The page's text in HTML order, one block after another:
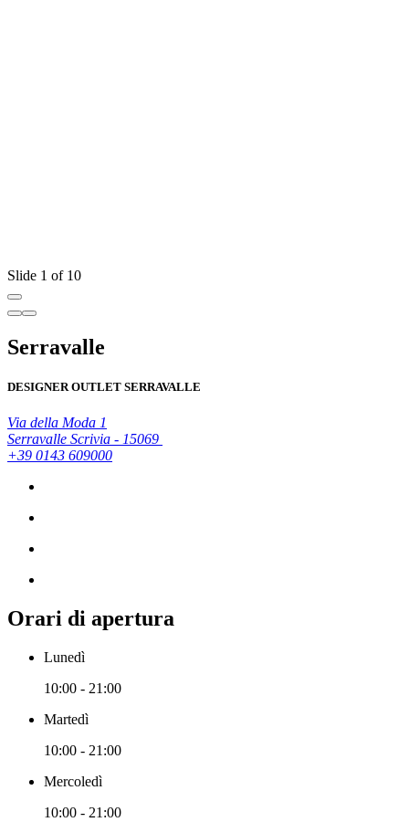
Slide 1 of 10
Serravalle
DESIGNER OUTLET SERRAVALLE
Via della Moda 1
Serravalle Scrivia - 15069
+39 0143 609000
Orari di apertura
Lunedì
10:00 - 21:00
Martedì
10:00 - 21:00
Mercoledì
10:00 - 21:00